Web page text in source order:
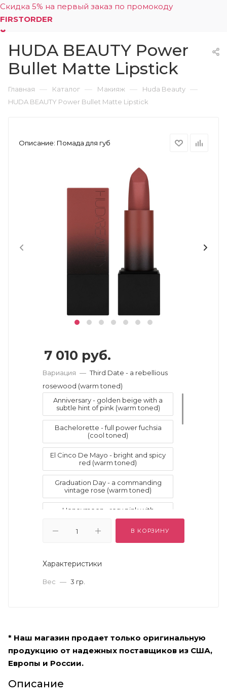
Скидка 5% на первый заказ по промокоду
FIRSTORDER
0
HUDA BEAUTY Power
Bullet Matte Lipstick
Главная — Каталог — Макияж — Huda Beauty —
HUDA BEAUTY Power Bullet Matte Lipstick
Описание: Помада для губ
7 010 руб.
Вариация — Third Date - a rebellious
rosewood (warm toned)
Anniversary - golden beige with a
subtle hint of pink (warm toned)
Bachelorette - full power fuchsia
(cool toned)
El Cinco De Mayo - bright and spicy
red (warm toned)
Graduation Day - a commanding
vintage rose (warm toned)
Honeymoon - rosy pink with
lavender (cool toned)
(warm toned)
Joyride - a high-powered dusty rose
(cool toned)
distinguished berry (cool toned)
В КОРЗИНУ
Характеристики
Вес — 3 гр.
* Наш магазин продает только оригинальную
продукцию от надежных поставщиков из США,
Европы и России.
Описание